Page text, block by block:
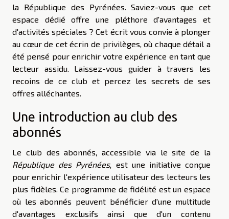
la République des Pyrénées. Saviez-vous que cet
espace dédié offre une pléthore d'avantages et
d'activités spéciales ? Cet écrit vous convie à plonger
au cœur de cet écrin de privilèges, où chaque détail a
été pensé pour enrichir votre expérience en tant que
lecteur assidu. Laissez-vous guider à travers les
recoins de ce club et percez les secrets de ses
offres alléchantes.
Une introduction au club des
abonnés
Le club des abonnés, accessible via le site de la
République des Pyrénées, est une initiative conçue
pour enrichir l'expérience utilisateur des lecteurs les
plus fidèles. Ce programme de fidélité est un espace
où les abonnés peuvent bénéficier d'une multitude
d'avantages exclusifs ainsi que d'un contenu